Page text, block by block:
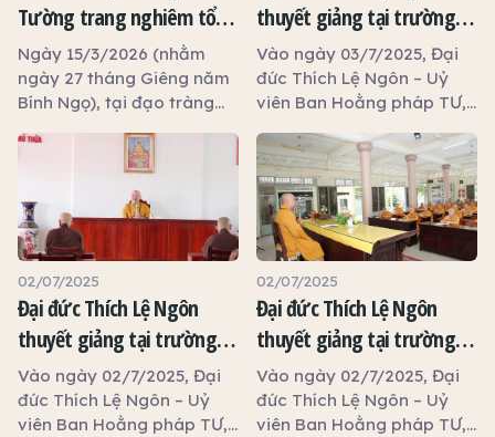
Tường trang nghiêm tổ
chức đàn Dược Sư thất
châu, khai giảng khóa tu
An Lạc và trao 100 phần
quà từ thiện
Ngày 15/3/2026 (nhằm
ngày 27 tháng Giêng năm
Bính Ngọ), tại đạo tràng
dưới sự hướng dẫn của Sư
cô Thích Nữ Liên Thảo –
Ủy viên Thường trực Ban
Văn hóa Trung ương, Ủy
viên Ban Giáo dục Phật
giáo Trung ương, đại diện
đạo tràng Cát Tường đã
trang nghiêm tổ chức
pháp hội đàn Dược Sư thất
châu, lễ tạ đàn viên mãn,
đồng thời khai giảng khóa
tu An Lạc và trao tặng 100
thuyết giảng tại trường
hạ tổ đình Tôn Thạnh
Vào ngày 03/7/2025, Đại
đức Thích Lệ Ngôn – Uỷ
viên Ban Hoằng pháp TƯ,
GHPGVN tỉnh Tây Ninh,
Trưởng phòng Đào tạo
Học viện Phật giáo Việt
Nam TP.HCM thuyết giảng
tại trường hạ tổ đình Tôn
Thạnh.
02/07/2025
Đại đức Thích Lệ Ngôn
thuyết giảng tại trường
hạ tổ đình Kim Cang
Vào ngày 02/7/2025, Đại
đức Thích Lệ Ngôn – Uỷ
viên Ban Hoằng pháp TƯ,
02/07/2025
Đại đức Thích Lệ Ngôn
thuyết giảng tại trường
hạ tịnh xá Ngọc Tâm
Vào ngày 02/7/2025, Đại
đức Thích Lệ Ngôn – Uỷ
viên Ban Hoằng pháp TƯ,